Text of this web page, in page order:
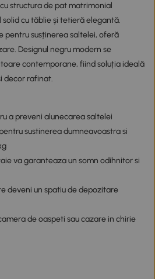
structura de pat matrimonial
cu tăblie și tetieră elegantă.
pentru susținerea saltelei, oferă
Designul negru modern se
contemporane, fiind soluția ideală
decor rafinat.
a preveni alunecarea saltelei
sustinerea dumneavoastra si
va garanteaza un somn odihnitor si
deveni un spatiu de depozitare
de oaspeti sau cazare in chirie